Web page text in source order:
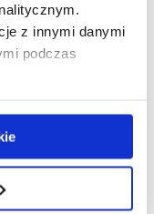
z innymi danymi
podczas